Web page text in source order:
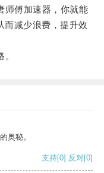
傅加速器，你就能
而减少浪费，提升效
奥秘。
支持[0] 反对[0]